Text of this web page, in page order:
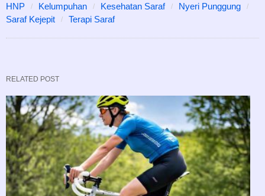
HNP Kelumpuhan Kesehatan Saraf
Nyeri Punggung
Saraf Kejepit
Terapi Saraf
RELATED POST